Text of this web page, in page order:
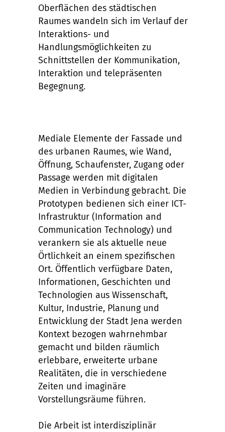
Oberflächen des städtischen
Raumes wandeln sich im Verlauf der
Interaktions- und
Handlungsmöglichkeiten zu
Schnittstellen der Kommunikation,
Interaktion und telepräsenten
Begegnung.
Mediale Elemente der Fassade und
des urbanen Raumes, wie Wand,
Öffnung, Schaufenster, Zugang oder
Passage werden mit digitalen
Medien in Verbindung gebracht. Die
Prototypen bedienen sich einer ICT-
Infrastruktur (Information and
Communication Technology) und
verankern sie als aktuelle neue
Örtlichkeit an einem spezifischen
Ort. Öffentlich verfügbare Daten,
Informationen, Geschichten und
Technologien aus Wissenschaft,
Kultur, Industrie, Planung und
Entwicklung der Stadt Jena werden
Kontext bezogen wahrnehmbar
gemacht und bilden räumlich
erlebbare, erweiterte urbane
Realitäten, die in verschiedene
Zeiten und imaginäre
Vorstellungsräume führen.
Die Arbeit ist interdisziplinär